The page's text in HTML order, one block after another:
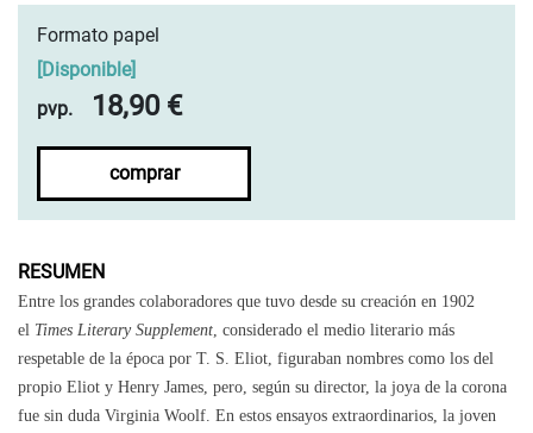
Formato papel
[Disponible]
pvp.
18,90 €
comprar
RESUMEN
Entre los grandes colaboradores que tuvo desde su creación en 1902
el Times Literary Supplement , considerado el medio literario más
respetable de la época por T. S. Eliot, figuraban nombres como los del
propio Eliot y Henry James, pero, según su director, la joya de la corona
fue sin duda Virginia Woolf. En estos ensayos extraordinarios, la joven